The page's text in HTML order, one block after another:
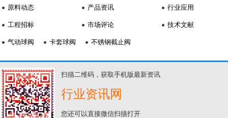
原料动态
工程招标
产品资讯
市场评论
行业应用
技术文献
气动球阀 卡套球阀 不锈钢截止阀
扫描二维码，获取手机版最新资讯
行业资讯网
您还可以直接微信扫描打开